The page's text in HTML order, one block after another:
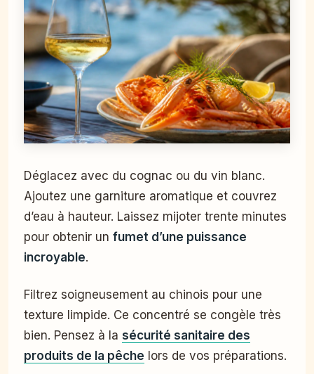
Déglacez avec du cognac ou du vin blanc.
Ajoutez une garniture aromatique et couvrez
d’eau à hauteur. Laissez mijoter trente minutes
pour obtenir un fumet d’une puissance
incroyable.
Filtrez soigneusement au chinois pour une
texture limpide. Ce concentré se congèle très
bien. Pensez à la sécurité sanitaire des
produits de la pêche lors de vos préparations.